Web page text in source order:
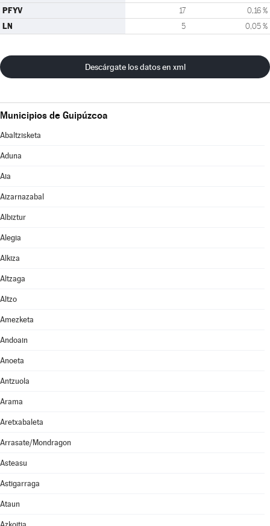
PFYV 17 0,16 %
LN 5 0,05 %
Descárgate los datos en xml
Municipios de Guipúzcoa
Abaltzisketa
Aduna
Aia
Aizarnazabal
Albiztur
Alegia
Alkiza
Altzaga
Altzo
Amezketa
Andoain
Anoeta
Antzuola
Arama
Aretxabaleta
Arrasate/Mondragon
Asteasu
Astigarraga
Ataun